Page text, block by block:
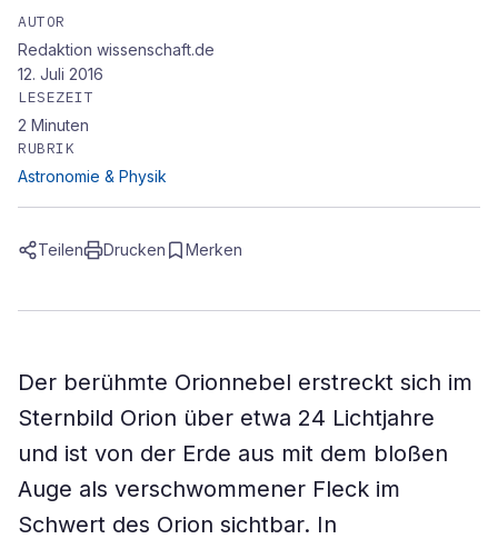
AUTOR
Redaktion wissenschaft.de
12. Juli 2016
LESEZEIT
2 Minuten
RUBRIK
Astronomie & Physik
Teilen Drucken Merken
Der berühmte Orionnebel erstreckt sich im
Sternbild Orion über etwa 24 Lichtjahre
und ist von der Erde aus mit dem bloßen
Auge als verschwommener Fleck im
Schwert des Orion sichtbar. In